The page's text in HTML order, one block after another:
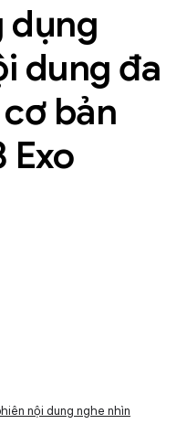
dụng
dung đa
bản
Exo
nội dung nghe nhìn